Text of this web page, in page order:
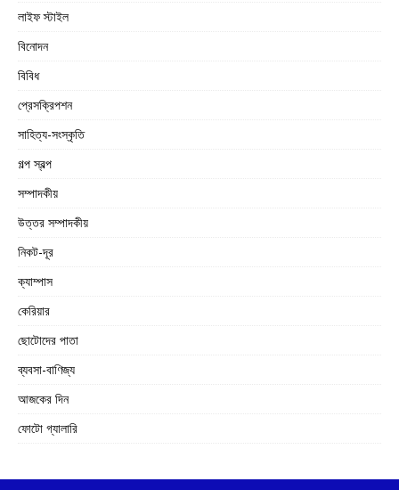
লাইফ স্টাইল
বিনোদন
বিবিধ
প্রেসক্রিপশন
সাহিত্য-সংস্কৃতি
গল্প স্বল্প
সম্পাদকীয়
উত্তর সম্পাদকীয়
নিকট-দূর
ক্যাম্পাস
কেরিয়ার
ছোটোদের পাতা
ব্যবসা-বাণিজ্য
আজকের দিন
ফোটো গ্যালারি